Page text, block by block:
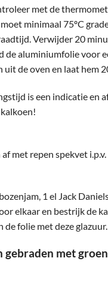
met de
minimaal 75ºC
Verwijder 20
de aluminiumfolie voor
uit de oven en laat hem
is een indicatie en
met repen spekvet
1 el Jack
elkaar en bestrijk de
de folie met deze glazuur.
gebraden met